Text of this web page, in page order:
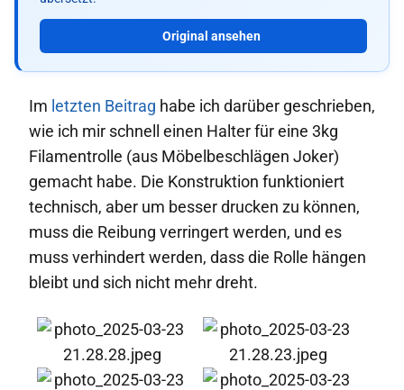
Original ansehen
Im letzten Beitrag habe ich darüber geschrieben,
wie ich mir schnell einen Halter für eine 3kg
Filamentrolle (aus Möbelbeschlägen Joker)
gemacht habe. Die Konstruktion funktioniert
technisch, aber um besser drucken zu können,
muss die Reibung verringert werden, und es
muss verhindert werden, dass die Rolle hängen
bleibt und sich nicht mehr dreht.